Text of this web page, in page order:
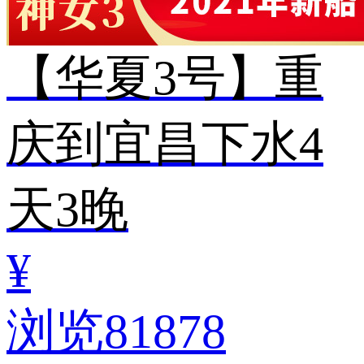
【华夏3号】重
庆到宜昌下水4
天3晚
¥
浏览81878